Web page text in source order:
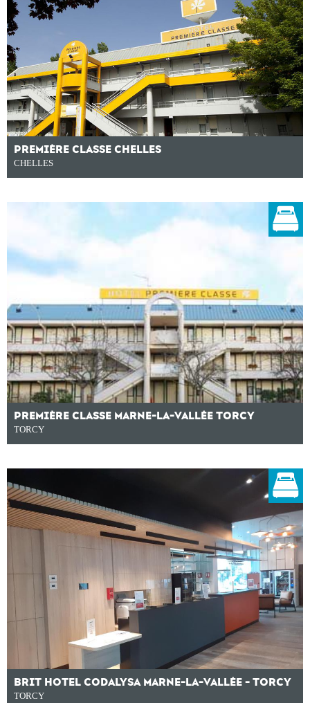
PREMIÈRE CLASSE CHELLES
CHELLES
PREMIÈRE CLASSE MARNE-LA-VALLÉE TORCY
TORCY
BRIT HOTEL CODALYSA MARNE-LA-VALLÉE - TORCY
TORCY